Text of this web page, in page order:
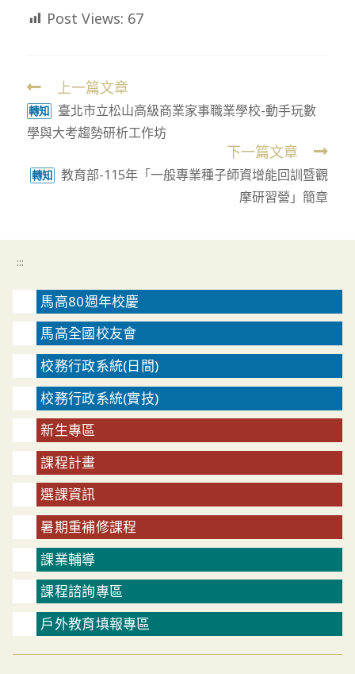
Post Views: 67
Read
more
articles
上一篇文章
轉知
臺北市立松山高級商業家事職業學校-動手玩數
學與大考趨勢研析工作坊
下一篇文章
轉知
教育部-115年「一般專業種子師資增能回訓暨觀
摩研習營」簡章
:::
馬高80週年校慶
馬高全國校友會
校務行政系統(日間)
校務行政系統(實技)
新生專區
課程計畫
選課資訊
暑期重補修課程
課業輔導
課程諮詢專區
戶外教育填報專區